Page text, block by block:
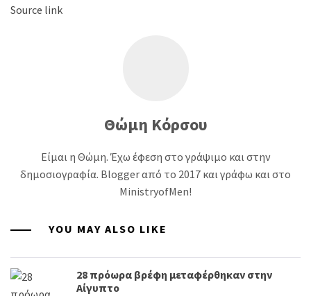
Source link
Θώμη Κόρσου
Είμαι η Θώμη. Έχω έφεση στο γράψιμο και στην
δημοσιογραφία. Blogger από το 2017 και γράφω και στο
MinistryofMen!
YOU MAY ALSO LIKE
28 πρόωρα βρέφη μεταφέρθηκαν στην
Αίγυπτο